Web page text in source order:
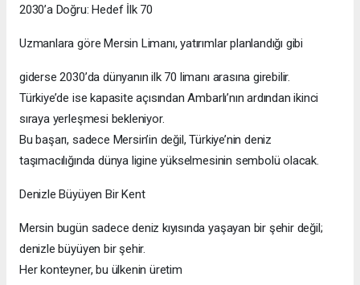
2030’a Doğru: Hedef İlk 70
Uzmanlara göre Mersin Limanı, yatırımlar planlandığı gibi
giderse 2030’da dünyanın ilk 70 limanı arasına girebilir.
Türkiye’de ise kapasite açısından Ambarlı’nın ardından ikinci
sıraya yerleşmesi bekleniyor.
Bu başarı, sadece Mersin’in değil, Türkiye’nin deniz
taşımacılığında dünya ligine yükselmesinin sembolü olacak.
Denizle Büyüyen Bir Kent
Mersin bugün sadece deniz kıyısında yaşayan bir şehir değil;
denizle büyüyen bir şehir.
Her konteyner, bu ülkenin üretim